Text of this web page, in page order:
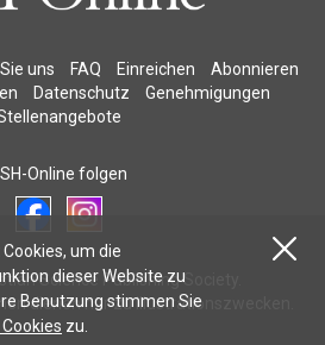
uns FAQ Einreichen
Abonnieren
Datenschutz
Genehmigungen
Online folgen
Science Publishing Society.
dienen nur zu Illustrationszwecken.
um die
dieser Website zu
Benutzung stimmen Sie
zu.